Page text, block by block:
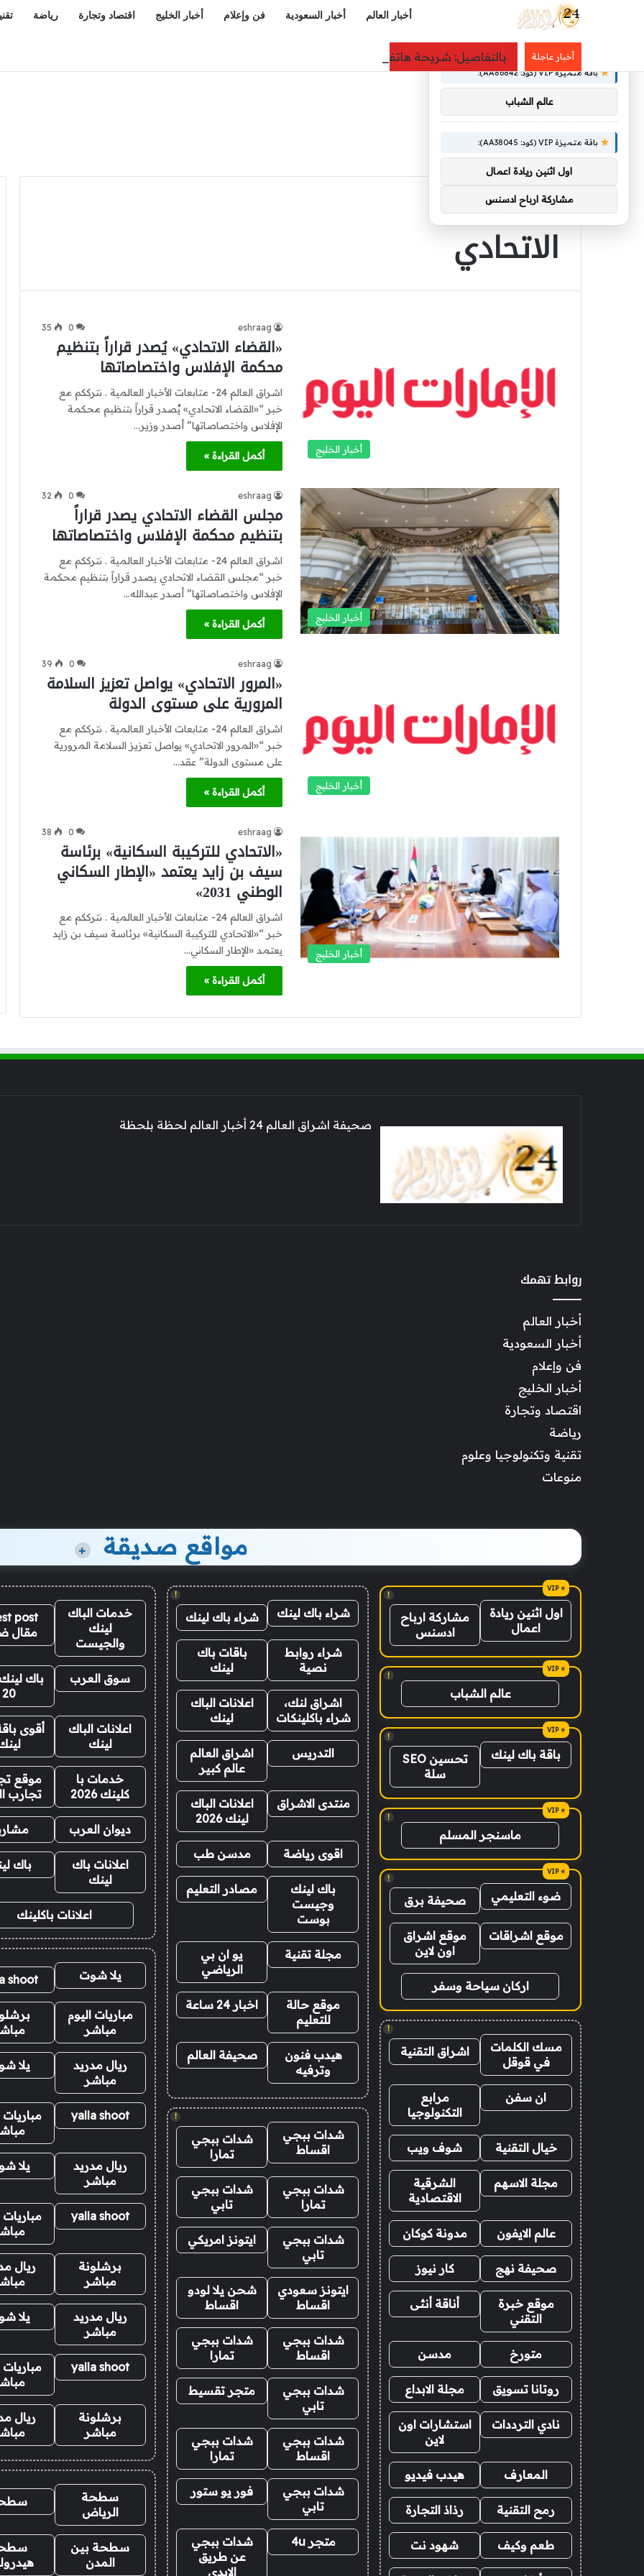
أخبار العالم أخبار السعودية فن وإعلام أخبار الخليج اقتصاد وتجارة رياضة
أخبار عاجلة بالتفاصيل: شريحة هاتف تزج بمراهق للسجن 25 عاما.. قصة ترعب المصريين
الرئيسية/الاتحادي
الاتحادي
أخبار الخليج
eshraag
0
35
«القضاء الاتحادي» يُصدر قراراً بتنظيم
محكمة الإفلاس واختصاصاتها
اشراق العالم 24- متابعات الأخبار العالمية . نترككم مع
خبر “«القضاء الاتحادي» يُصدر قراراً بتنظيم محكمة
الإفلاس واختصاصاتها” أصدر وزير…
أكمل القراءة »
أخبار الخليج
eshraag
0
32
مجلس القضاء الاتحادي يصدر قراراً
بتنظيم محكمة الإفلاس واختصاصاتها
اشراق العالم 24- متابعات الأخبار العالمية . نترككم مع
خبر “مجلس القضاء الاتحادي يصدر قراراً بتنظيم محكمة
الإفلاس واختصاصاتها” أصدر عبدالله…
أكمل القراءة »
أخبار الخليج
eshraag
0
39
«المرور الاتحادي» يواصل تعزيز السلامة
المرورية على مستوى الدولة
اشراق العالم 24- متابعات الأخبار العالمية . نترككم مع
خبر “«المرور الاتحادي» يواصل تعزيز السلامة المرورية
على مستوى الدولة” عقد…
أكمل القراءة »
أخبار الخليج
eshraag
0
38
«الاتحادي للتركيبة السكانية» برئاسة
سيف بن زايد يعتمد «الإطار السكاني
الوطني 2031»
اشراق العالم 24- متابعات الأخبار العالمية . نترككم مع
خبر “«الاتحادي للتركيبة السكانية» برئاسة سيف بن زايد
يعتمد «الإطار السكاني…
أكمل القراءة »
صحيفة اشراق العالم 24 أخبار العالم لحظة بلحظة
روابط تهمك
أخبار العالم
أخبار السعودية
فن وإعلام
أخبار الخليج
اقتصاد وتجارة
رياضة
تقنية وتكنولوجيا وعلوم
منوعات
مواقع صديقة +
!
اول اثنين ريادة
اعمال
مشاركة ارباح
ادسنس
!
عالم الشباب
!
باقة باك لينك
تحسين SEO
سلة
!
ماسنجر المسلم
!
ضوء التعليمي صحيفة برق
موقع اشراقات
موقع اشراق
اون لاين
اركان سياحة وسفر
!
مسك الكلمات
في قوقل
اشراق التقنية
ان سفن
مرابع
التكنولوجيا
خيال التقنية شوف ويب
مجلة الاسهم
الشرقية
الاقتصادية
عالم الايفون مدونة كوكان
صحيفة نهج كار نيوز
موقع خبرة
التقني
أناقة أنثى
متورخ مدسن
روتانا تسويق مجلة الابداع
نادي الترددات
استشارات اون
لاين
المعارف هيدب فيديو
رمح التقنية رذاذ التجارة
طعم وكيف شهود نت
!
شراء باك لينك شراء باك لينك
شراء روابط
نصية
باقات باك
لينك
اشراق لنك،
شراء باكلينكات
اعلانات الباك
لينك
التدريس
اشراق العالم
عالم كبير
منتدى الاشراق
اعلانات الباك
لينك 2026
اقوى رياضة مدسن طب
باك لينك
وجيست
بوست
مصادر التعليم
مجلة تقنية
يو ان بي
الرياضي
موقع حالة
للتعليم
اخبار 24 ساعة
هيدب فنون
وترفيه
صحيفة العالم
!
شدات ببجي
اقساط
شدات ببجي
تمارا
شدات ببجي
تمارا
شدات ببجي
تابي
شدات ببجي
تابي
ايتونز امريكي
ايتونز سعودي
اقساط
شحن يلا لودو
اقساط
شدات ببجي
اقساط
شدات ببجي
تمارا
شدات ببجي
تابي
متجر تقسيط
شدات ببجي
اقساط
شدات ببجي
تمارا
شدات ببجي
تابي
فور يو ستور
متجر 4u
شدات ببجي
عن طريق
الايدي
خدمات الباك
لينك
والجيست
post
مقال
سوق العرب
باك
20
اعلانات الباك
لينك
أقوى
خدمات با
كلينك 2026
موقع
تجارب
ديوان العرب
اعلانات باك
لينك
باك
اعلانات باكلينك
يلا شوت shoot
مباريات اليوم
مباشر
ريال مدريد
مباشر
يلا
yalla shoot
مباريات
ريال مدريد
مباشر
يلا
yalla shoot
مباريات
برشلونة
مباشر
ريال
ريال مدريد
مباشر
يلا
yalla shoot
مباريات
برشلونة
مباشر
ريال
سطحة
الرياض
سطحة بين
المدن
باقة متميزة VIP (كود: AA86842):
عالم الشباب
باقة متميزة VIP (كود: AA38045):
اول اثنين ريادة اعمال
مشاركة ارباح ادسنس